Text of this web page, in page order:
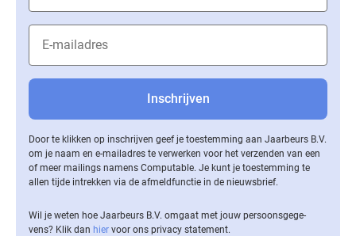
Door te klikken op inschrijven geef je toestemming aan Jaarbeurs B.V.
om je naam en e-mailadres te verwerken voor het verzenden van een
of meer mailings namens Computable. Je kunt je toestemming te
allen tijde intrekken via de af­meld­func­tie in de nieuwsbrief.
Wil je weten hoe Jaarbeurs B.V. omgaat met jouw per­soons­ge­ge­
vens? Klik dan hier voor ons privacy statement.